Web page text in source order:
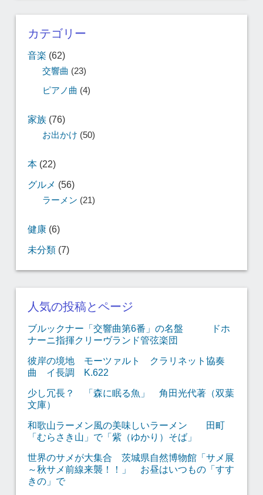
カテゴリー
音楽 (62)
交響曲 (23)
ピアノ曲 (4)
家族(76)
お出かけ (50)
本(22)
グルメ (56)
ラーメン (21)
健康(6)
未分類(7)
人気の投稿とページ
ブルックナー「交響曲第6番」の名盤 ドホ
ナーニ指揮クリーヴランド管弦楽団
彼岸の境地 モーツァルト クラリネット協奏
曲 イ長調 K.622
少し冗長？ 「森に眠る魚」 角田光代著（双葉
文庫）
和歌山ラーメン風の美味しいラーメン 田町
「むらさき山」で「紫（ゆかり）そば」
世界のサメが大集合 茨城県自然博物館「サメ展
～秋サメ前線来襲！！」 お昼はいつもの「すす
きの」で